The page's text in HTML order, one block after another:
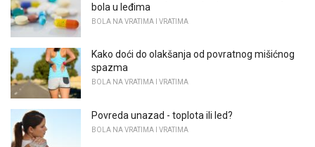
bola u leđima
BOLA NA VRATIMA I VRATIMA
Kako doći do olakšanja od povratnog mišićnog
spazma
BOLA NA VRATIMA I VRATIMA
Povreda unazad - toplota ili led?
BOLA NA VRATIMA I VRATIMA